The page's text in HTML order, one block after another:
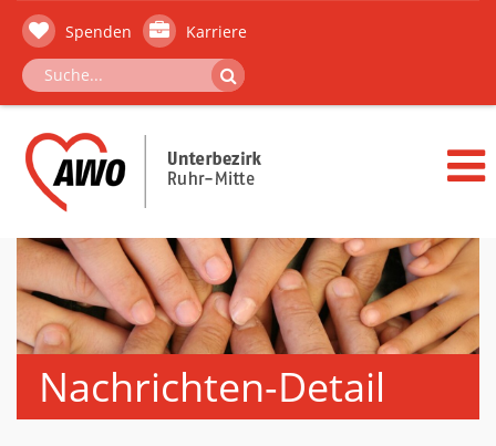
Spenden Karriere
Nachrichten-Detail